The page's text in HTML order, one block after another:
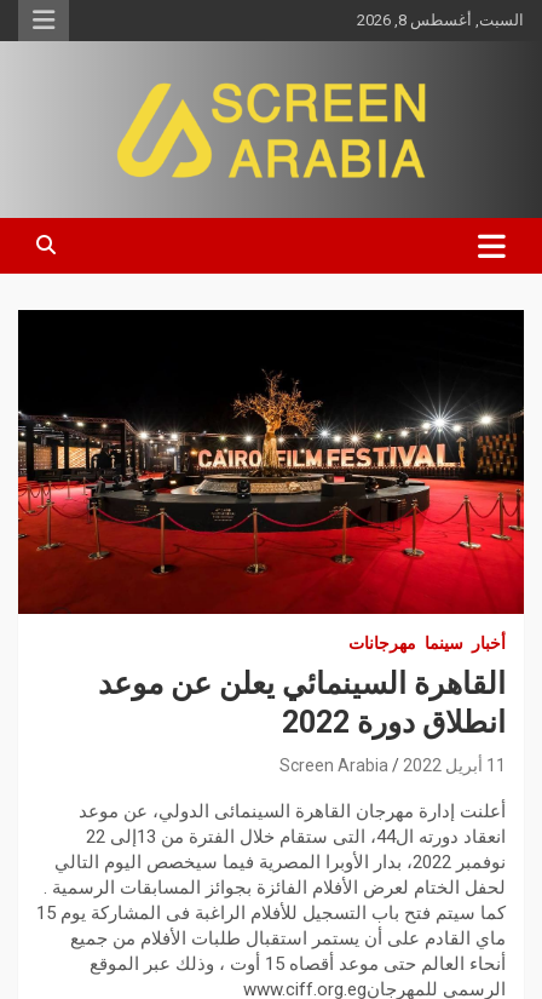
السبت, أغسطس 8, 2026
Screen Arabia
أخبار سينما مهرجانات
القاهرة السينمائي يعلن عن موعد
انطلاق دورة 2022
11 أبريل 2022 Screen Arabia
أعلنت إدارة مهرجان القاهرة السينمائى الدولي، عن موعد
انعقاد دورته ال44، التى ستقام خلال الفترة من 13إلى 22
نوفمبر 2022، بدار الأوبرا المصرية فيما سيخصص اليوم التالي
لحفل الختام لعرض الأفلام الفائزة بجوائز المسابقات الرسمية .
كما سيتم فتح باب التسجيل للأفلام الراغبة فى المشاركة يوم 15
ماي القادم على أن يستمر استقبال طلبات الأفلام من جميع
أنحاء العالم حتى موعد أقصاه 15 أوت ، وذلك عبر الموقع
الرسمي للمهرجانwww.ciff.org.eg